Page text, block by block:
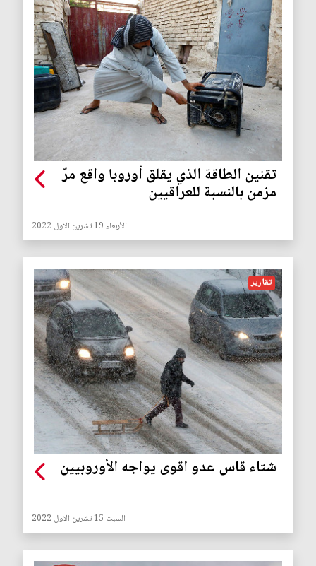
تقنين الطاقة الذي يقلق أوروبا واقع مرّ
مزمن بالنسبة للعراقيين
الأربعاء 19 تشرين الاول 2022
تقارير
شتاء قاس عدو اقوى يواجه الأوروبيين
السبت 15 تشرين الاول 2022